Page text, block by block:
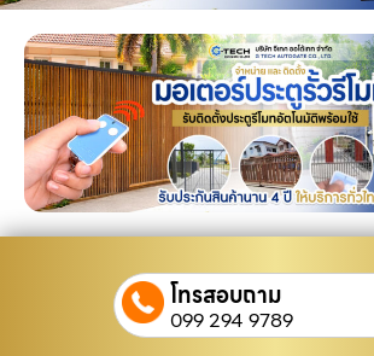
โทรสอบถาม
099 294 9789